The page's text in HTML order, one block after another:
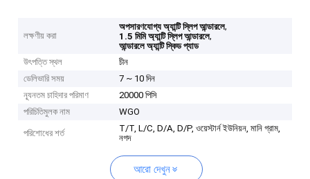
লক্ষণীয় করা
অপসারণযোগ্য অ্যান্টি স্লিপ আন্ডারলে,
1.5 মিমি অ্যান্টি স্লিপ আন্ডারলে,
আন্ডারলে অ্যান্টি স্কিড প্যাড
উৎপত্তি স্থল
চীন
ডেলিভারি সময়
7 ~ 10 দিন
ন্যূনতম চাহিদার পরিমাণ
20000 পিসি
পরিচিতিমুলক নাম
WGO
পরিশোধের শর্ত
T/T, L/C, D/A, D/P, ওয়েস্টার্ন ইউনিয়ন, মানি গ্রাম,
নগদ
আরো দেখুন